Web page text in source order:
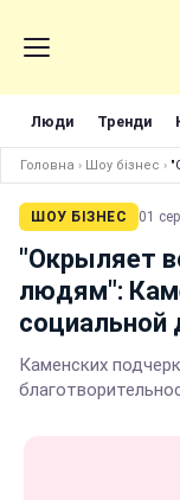
Люди Тренди
Головна › Шоу бізнес ›
ШОУ БІЗНЕС 01
"Окрыляет
людям":
социальной
Каменских